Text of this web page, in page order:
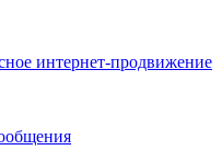
интернет-продвижение